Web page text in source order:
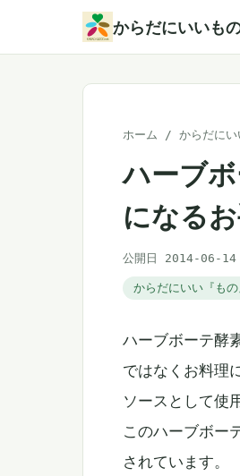
からだにいいも
ホーム / からだにい
ハーブ
になる
公開日 2014-06-14
からだにいい『もの
ハーブボーテ酵
ではなくお料理
ソースとして使
このハーブボー
されています。